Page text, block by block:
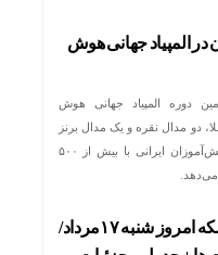
المپیاد جهانی هوش
دوره المپیاد جهانی هوش
دو مدال نقره و یک مدال برنز
بسته شد؛ نتیجه‌ای که از رقابت نزدیک دانش‌آموزان ایرانی با بیش از ۵۰۰
قیمت طلا و سکه امروز شنبه ۱۷مرداد/